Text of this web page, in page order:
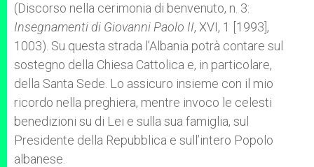
(Discorso nella cerimonia di benvenuto, n. 3:
Insegnamenti di Giovanni Paolo II, XVI, 1 [1993],
1003). Su questa strada l’Albania potrà contare sul
sostegno della Chiesa Cattolica e, in particolare,
della Santa Sede. Lo assicuro insieme con il mio
ricordo nella preghiera, mentre invoco le celesti
benedizioni su di Lei e sulla sua famiglia, sul
Presidente della Repubblica e sull’intero Popolo
albanese.